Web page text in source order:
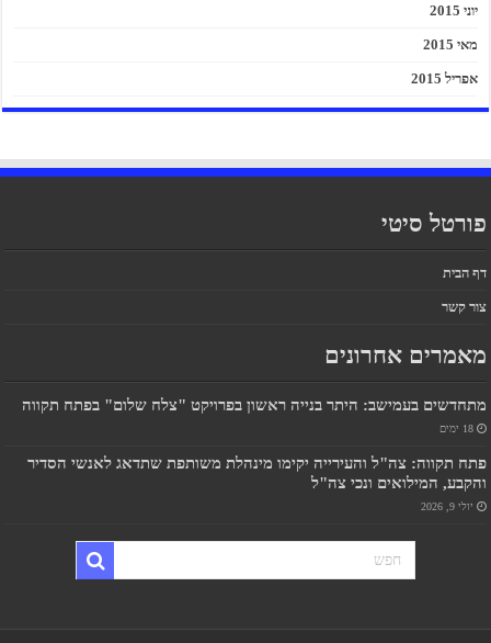
יוני 2015
מאי 2015
אפריל 2015
פורטל סיטי
דף הבית
צור קשר
מאמרים אחרונים
מתחדשים בעמישב: היתר בנייה ראשון בפרויקט "צלח שלום" בפתח תקווה
18 ימים
פתח תקווה: צה"ל והעירייה יקימו מינהלת משותפת שתדאג לאנשי הסדיר
והקבע, המילואים ונכי צה"ל
יולי 9, 2026